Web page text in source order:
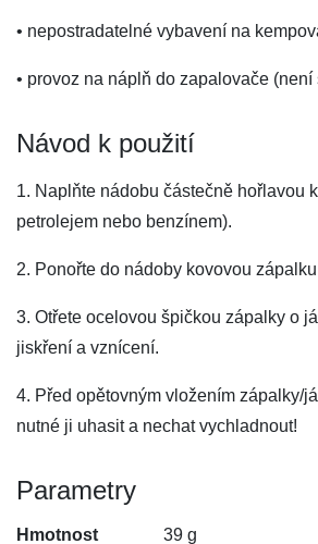
• nepostradatelné vybavení na
• provoz na náplň do zapalovače
Návod k použití
1. Naplňte nádobu částečně hořlavou
petrolejem nebo benzínem).
2. Ponořte do nádoby kovovou zápalku
3. Otřete ocelovou špičkou zápalky o
jiskření a vznícení.
4. Před opětovným vložením zápalky/
nutné ji uhasit a nechat vychladnout!
Parametry
Hmotnost 39 g